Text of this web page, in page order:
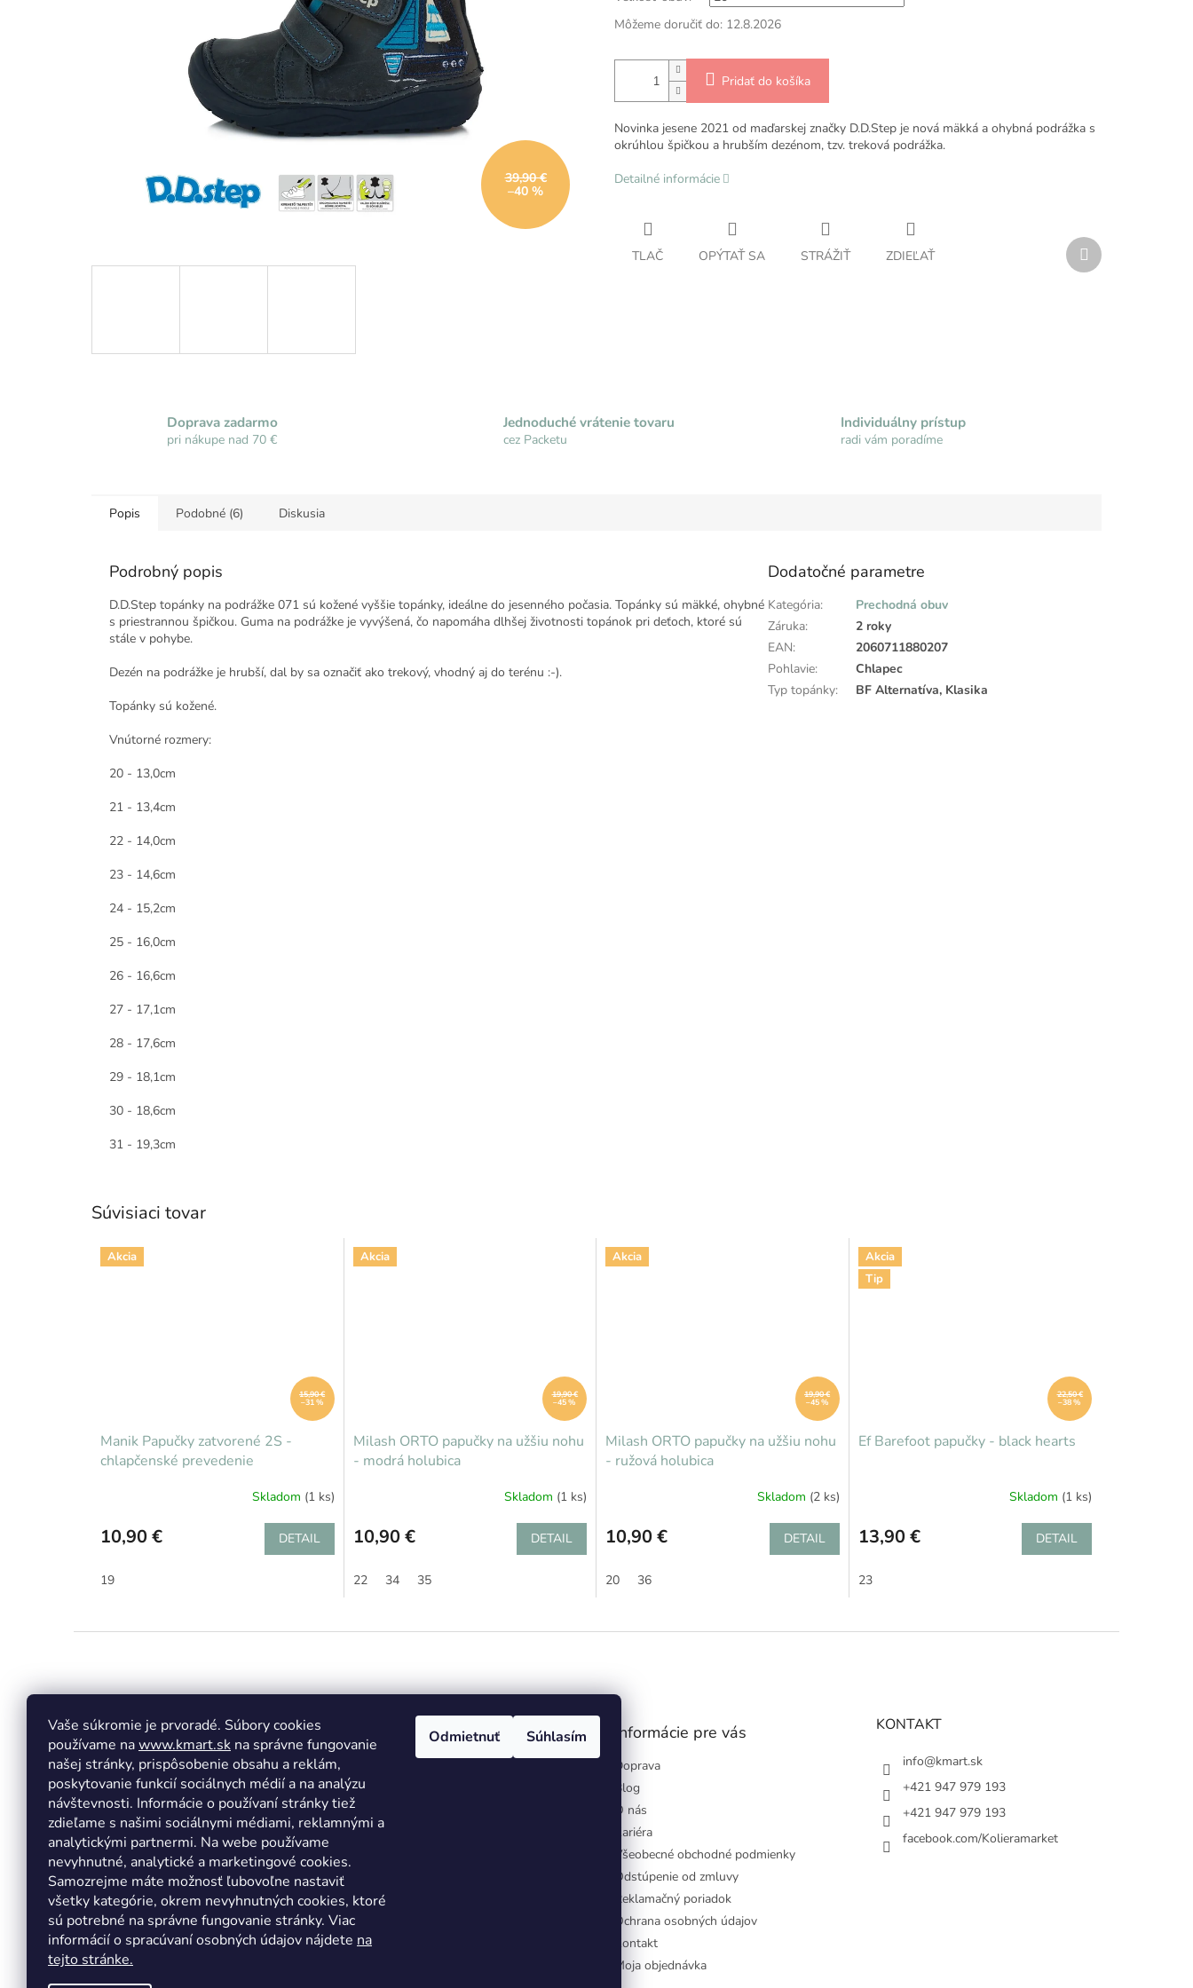
Vaše súkromie je prvoradé. Súbory cookies
používame nawww.kmart.sk na správne fungovanie
našej stránky, prispôsobenie obsahu a reklám,
poskytovanie funkcií sociálnych médií a na analýzu
návštevnosti. Informácie o používaní stránky tiež
zdieľame s našimi sociálnymi médiami, reklamnými a
analytickými partnermi. Na webe používame
nevyhnutné, analytické a marketingové cookies.
Samozrejme máte možnosť ľubovoľne nastaviť
všetky kategórie, okrem nevyhnutných cookies, ktoré
sú potrebné na správne fungovanie stránky. Viac
informácií o spracúvaní osobných údajov nájdete na
tejto stránke.
Odmietnuť Súhlasím
39,90 €
–40 %
Môžeme doručiť do: 12.8.2026
Pridať do košíka
Novinka jesene 2021 od maďarskej značky D.D.Step je nová mäkká a ohybná podrážka s
okrúhlou špičkou a hrubším dezénom, tzv. treková podrážka.
Detailné informácie
TLAČ OPÝTAŤ SA STRÁŽIŤ ZDIEĽAŤ
Doprava zadarmo
pri nákupe nad 70 €
Jednoduché vrátenie tovaru
cez Packetu
Individuálny prístup
radi vám poradíme
Ďalší
produkt
Popis Podobné (6) Diskusia
Podrobný popis
D.D.Step topánky na podrážke 071 sú kožené vyššie topánky, ideálne do jesenného počasia. Topánky sú mäkké, ohybné
s priestrannou špičkou. Guma na podrážke je vyvýšená, čo napomáha dlhšej životnosti topánok pri deťoch, ktoré sú
stále v pohybe.
Dezén na podrážke je hrubší, dal by sa označiť ako trekový, vhodný aj do terénu :-).
Topánky sú kožené.
Vnútorné rozmery:
20 - 13,0cm
21 - 13,4cm
22 - 14,0cm
23 - 14,6cm
24 - 15,2cm
25 - 16,0cm
26 - 16,6cm
27 - 17,1cm
28 - 17,6cm
29 - 18,1cm
30 - 18,6cm
31 - 19,3cm
Dodatočné parametre
Kategória:
Prechodná obuv
Záruka:
2 roky
EAN:
2060711880207
Pohlavie:
Chlapec
Typ topánky: BF Alternatíva, Klasika
Súvisiaci tovar
Akcia
15,90 €
–31 %
Manik Papučky zatvorené 2S -
chlapčenské prevedenie
Skladom (1 ks)
10,90 € DETAIL
19
Akcia
19,90 €
–45 %
Milash ORTO papučky na užšiu nohu
- modrá holubica
Skladom (1 ks)
10,90 € DETAIL
22 34 35
Akcia
19,90 €
–45 %
Milash ORTO papučky na užšiu nohu
- ružová holubica
Skladom (2 ks)
10,90 € DETAIL
20 36
Akcia
Tip
22,50 €
–38 %
Ef Barefoot papučky - black hearts
Skladom (1 ks)
13,90 € DETAIL
23
Facebook Informácie pre vás
Doprava
Blog
O nás
Kariéra
Všeobecné obchodné podmienky
Odstúpenie od zmluvy
Reklamačný poriadok
Ochrana osobných údajov
Kontakt
Moja objednávka
KONTAKT
info@kmart.sk
+421 947 979 193
+421 947 979 193
facebook.com/Kolieramarket